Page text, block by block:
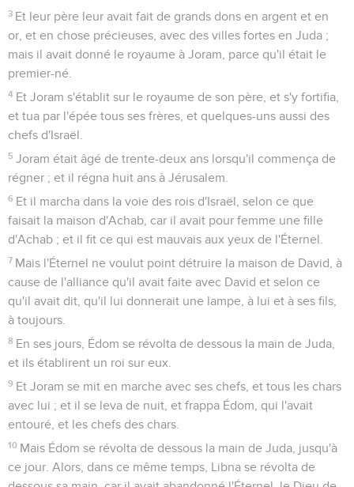
3 Et leur père leur avait fait de grands dons en argent et en
or, et en chose précieuses, avec des villes fortes en Juda ;
mais il avait donné le royaume à Joram, parce qu'il était le
premier-né.
4 Et Joram s'établit sur le royaume de son père, et s'y fortifia,
et tua par l'épée tous ses frères, et quelques-uns aussi des
chefs d'Israël.
5 Joram était âgé de trente-deux ans lorsqu'il commença de
régner ; et il régna huit ans à Jérusalem.
6 Et il marcha dans la voie des rois d'Israël, selon ce que
faisait la maison d'Achab, car il avait pour femme une fille
d'Achab ; et il fit ce qui est mauvais aux yeux de l'Éternel.
7 Mais l'Éternel ne voulut point détruire la maison de David, à
cause de l'alliance qu'il avait faite avec David et selon ce
qu'il avait dit, qu'il lui donnerait une lampe, à lui et à ses fils,
à toujours.
8 En ses jours, Édom se révolta de dessous la main de Juda,
et ils établirent un roi sur eux.
9 Et Joram se mit en marche avec ses chefs, et tous les chars
avec lui ; et il se leva de nuit, et frappa Édom, qui l'avait
entouré, et les chefs des chars.
10 Mais Édom se révolta de dessous la main de Juda, jusqu'à
ce jour. Alors, dans ce même temps, Libna se révolta de